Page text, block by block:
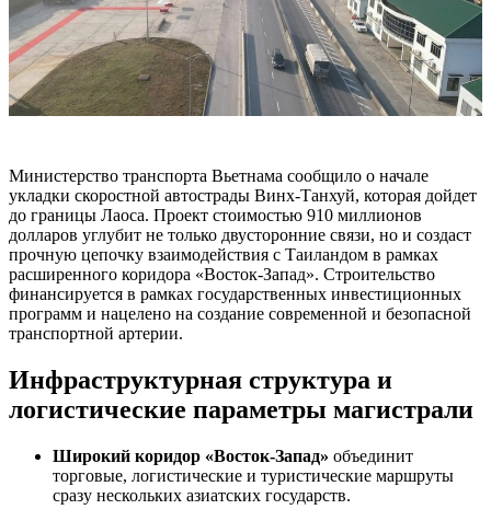
Министерство транспорта Вьетнама сообщило о начале
укладки скоростной автострады Винх-Танхуй, которая дойдет
до границы Лаоса. Проект стоимостью 910 миллионов
долларов углубит не только двусторонние связи, но и создаст
прочную цепочку взаимодействия с Таиландом в рамках
расширенного коридора «Восток-Запад». Строительство
финансируется в рамках государственных инвестиционных
программ и нацелено на создание современной и безопасной
транспортной артерии.
Инфраструктурная структура и
логистические параметры магистрали
Широкий коридор «Восток-Запад» объединит
торговые, логистические и туристические маршруты
сразу нескольких азиатских государств.